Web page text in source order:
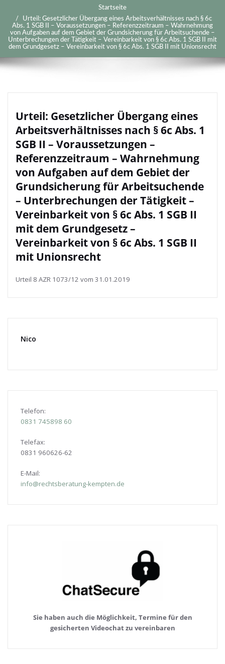
Startseite
Urteil: Gesetzlicher Übergang eines Arbeitsverhältnisses nach § 6c
Abs. 1 SGB II – Voraussetzungen – Referenzzeitraum – Wahrnehmung
von Aufgaben auf dem Gebiet der Grundsicherung für Arbeitsuchende –
Unterbrechungen der Tätigkeit – Vereinbarkeit von § 6c Abs. 1 SGB II mit
dem Grundgesetz – Vereinbarkeit von § 6c Abs. 1 SGB II mit Unionsrecht
Urteil: Gesetzlicher Übergang eines
Arbeitsverhältnisses nach § 6c Abs. 1
SGB II – Voraussetzungen –
Referenzzeitraum – Wahrnehmung
von Aufgaben auf dem Gebiet der
Grundsicherung für Arbeitsuchende
– Unterbrechungen der Tätigkeit –
Vereinbarkeit von § 6c Abs. 1 SGB II
mit dem Grundgesetz –
Vereinbarkeit von § 6c Abs. 1 SGB II
mit Unionsrecht
Urteil 8 AZR 1073/12 vom 31.01.2019
Nico
Telefon:
0831 745898 60
Telefax:
0831 960626-62
E-Mail:
info@rechtsberatung-kempten.de
Sie haben auch die Möglichkeit, Termine für den
gesicherten Videochat zu vereinbaren